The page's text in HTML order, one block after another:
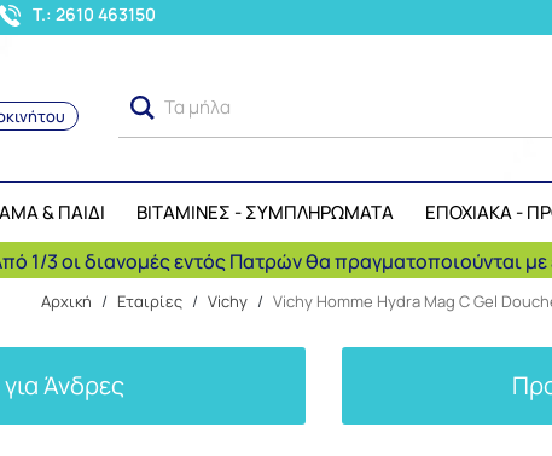
T.: 2610 463150
Τα μήλα ανήκου
& ΠΑΙΔΙ ΒΙΤΑΜΙΝΕΣ - ΣΥΜΠΛΗΡΩΜΑΤΑ ΕΠΟΧΙΑΚΑ -
1/3 οι διανομές εντός Πατρών θα πραγματοποιούνται με
Αρχική / Εταιρίες / Vichy / Vichy Homme Hydra Mag C Gel
Άνδρες